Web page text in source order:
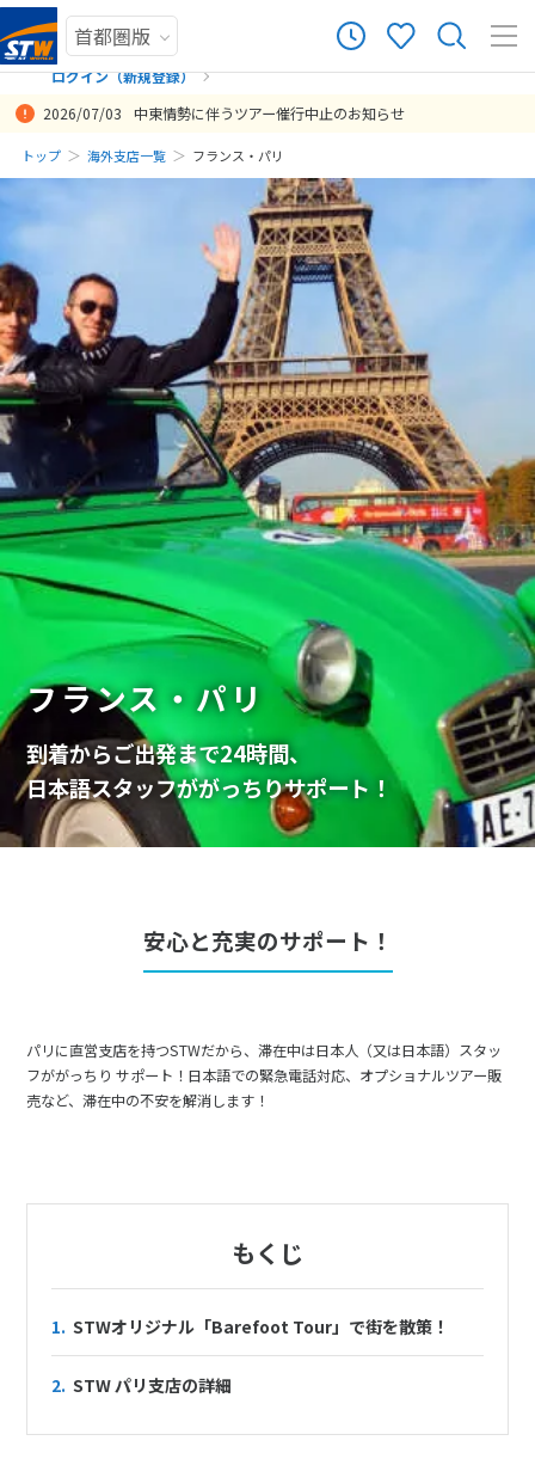
ログイン（新規登録）
まだ履歴がありません
まだ登録がありません
2026/07/03 中東情勢に伴うツアー催行中止のお知らせ
トップ 海外支店一覧 フランス・パリ
フランス・パリ
到着からご出発まで24時間、
日本語スタッフががっちりサポート！
安心と充実のサポート！
パリに直営支店を持つSTWだから、滞在中は日本人（又は日本語）スタッ
フががっちり サポート！日本語での緊急電話対応、オプショナルツアー販
売など、滞在中の不安を解消します！
もくじ
1. STWオリジナル「Barefoot Tour」で街を散策！
2. STW パリ支店の詳細